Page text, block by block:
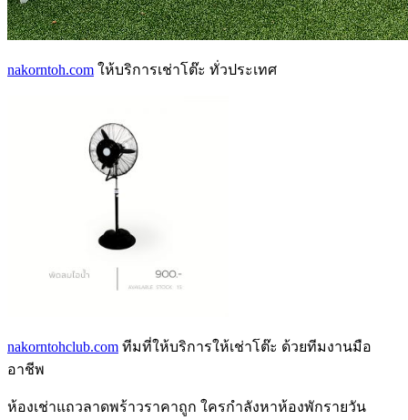
nakorntoh.com ให้บริการเช่าโต๊ะ ทั่วประเทศ
nakorntohclub.com ทีมที่ให้บริการให้เช่าโต๊ะ ด้วยทีมงานมือ
อาชีพ
ห้องเช่าแถวลาดพร้าวราคาถูก ใครกำลังหาห้องพักรายวัน